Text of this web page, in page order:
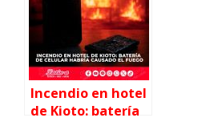
Incendio en hotel
de Kioto: batería